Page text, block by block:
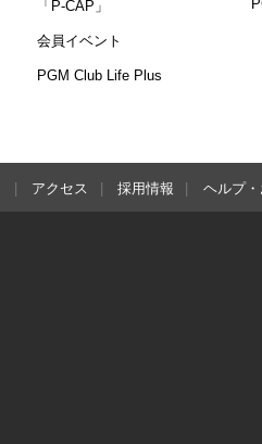
「P-CAP」
会員イベント
PGM Club Life Plus
アクセス 採用情報 ヘルプ